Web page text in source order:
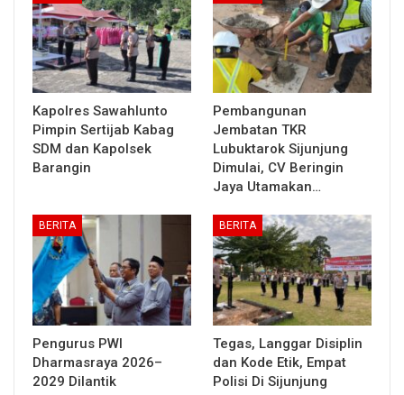
Kapolres Sawahlunto
Pimpin Sertijab Kabag
SDM dan Kapolsek
Barangin
Pembangunan
Jembatan TKR
Lubuktarok Sijunjung
Dimulai, CV Beringin
Jaya Utamakan…
BERITA
Pengurus PWI
Dharmasraya 2026–
2029 Dilantik
BERITA
Tegas, Langgar Disiplin
dan Kode Etik, Empat
Polisi Di Sijunjung